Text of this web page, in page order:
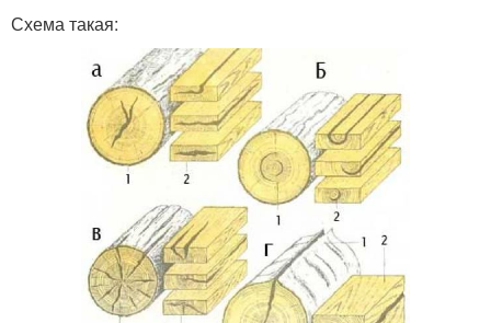
Большие трещины Акриловый герметик
Трещины в бревне Продольные трещины
Схема такая: